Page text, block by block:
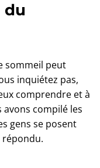
du
sommeil peut
inquiétez pas,
comprendre et à
compilé les
gens se posent
répondu.